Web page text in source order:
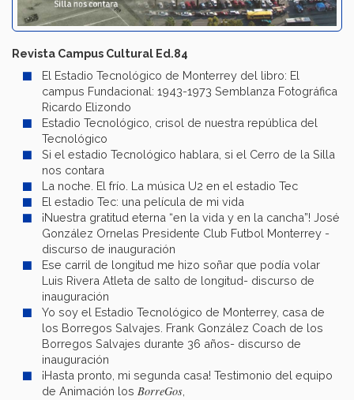
Revista Campus Cultural Ed.84
El Estadio Tecnológico de Monterrey del libro: El
campus Fundacional: 1943-1973 Semblanza Fotográfica
Ricardo Elizondo
Estadio Tecnológico, crisol de nuestra república del
Tecnológico
Si el estadio Tecnológico hablara, si el Cerro de la Silla
nos contara
La noche. El frío. La música U2 en el estadio Tec
El estadio Tec: una película de mi vida
¡Nuestra gratitud eterna “en la vida y en la cancha”! José
González Ornelas Presidente Club Futbol Monterrey -
discurso de inauguración
Ese carril de longitud me hizo soñar que podía volar
Luis Rivera Atleta de salto de longitud- discurso de
inauguración
Yo soy el Estadio Tecnológico de Monterrey, casa de
los Borregos Salvajes. Frank González Coach de los
Borregos Salvajes durante 36 años- discurso de
inauguración
¡Hasta pronto, mi segunda casa! Testimonio del equipo
de Animación los BorreGos